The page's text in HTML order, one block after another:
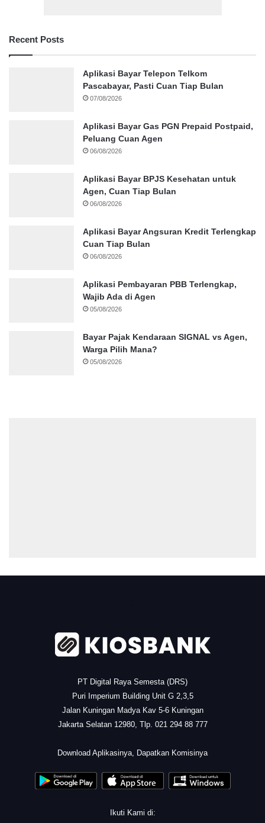
Recent Posts
Aplikasi Bayar Telepon Telkom
Pascabayar, Pasti Cuan Tiap Bulan
07/08/2026
Aplikasi Bayar Gas PGN Prepaid Postpaid,
Peluang Cuan Agen
06/08/2026
Aplikasi Bayar BPJS Kesehatan untuk
Agen, Cuan Tiap Bulan
06/08/2026
Aplikasi Bayar Angsuran Kredit Terlengkap
Cuan Tiap Bulan
06/08/2026
Aplikasi Pembayaran PBB Terlengkap,
Wajib Ada di Agen
05/08/2026
Bayar Pajak Kendaraan SIGNAL vs Agen,
Warga Pilih Mana?
05/08/2026
PT Digital Raya Semesta (DRS)
Puri Imperium Building Unit G 2,3,5
Jalan Kuningan Madya Kav 5-6 Kuningan
Jakarta Selatan 12980, Tlp. 021 294 88 777
Download Aplikasinya, Dapatkan Komisinya
Ikuti Kami di: